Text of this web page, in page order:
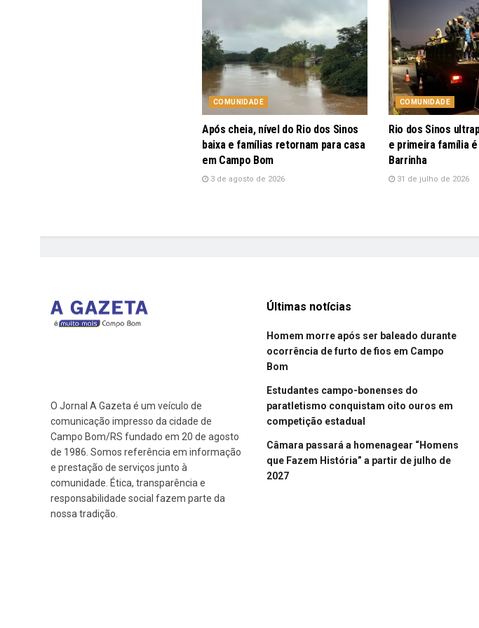
COMUNIDADE
Após cheia, nível do Rio dos Sinos
baixa e famílias retornam para casa
em Campo Bom
3 de agosto de 2026
COMUNIDADE
Rio dos Sinos
e primeira família
Barrinha
31 de julho de 2026
O Jornal A Gazeta é um veículo de
comunicação impresso da cidade de
Campo Bom/RS fundado em 20 de agosto
de 1986. Somos referência em informação
e prestação de serviços junto à
comunidade. Ética, transparência e
responsabilidade social fazem parte da
nossa tradição.
Últimas notícias
Homem morre após ser baleado durante
ocorrência de furto de fios em Campo
Bom
Estudantes campo-bonenses do
paratletismo conquistam oito ouros em
competição estadual
Câmara passará a homenagear “Homens
que Fazem História” a partir de julho de
2027